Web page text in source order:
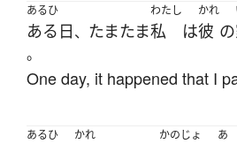
あるひ
ある日、 たまたま
わたし
私 は
かれ
彼 の
。
One day, it happened that I
あるひ
かれ かのじょ あ